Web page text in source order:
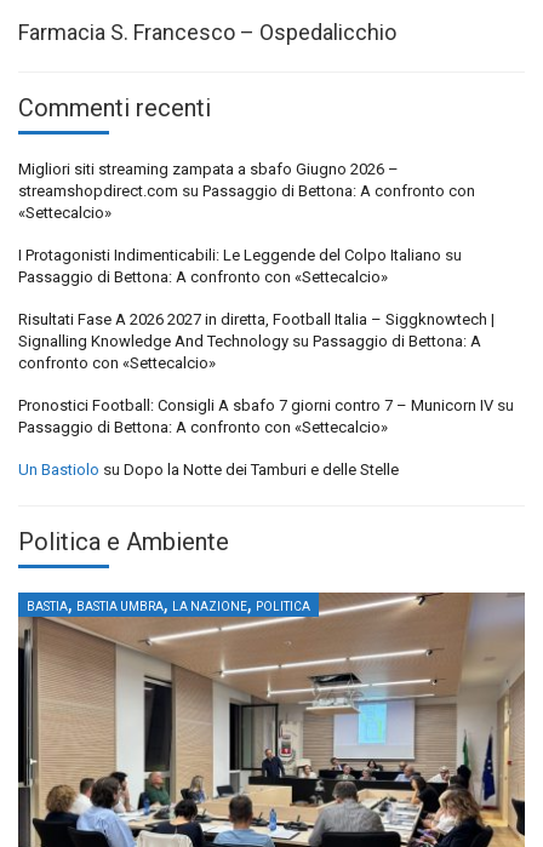
Farmacia S. Francesco – Ospedalicchio
Commenti recenti
Migliori siti streaming zampata a sbafo Giugno 2026 –
streamshopdirect.com su Passaggio di Bettona: A confronto con
«Settecalcio»
I Protagonisti Indimenticabili: Le Leggende del Colpo Italiano su
Passaggio di Bettona: A confronto con «Settecalcio»
Risultati Fase A 2026 2027 in diretta, Football Italia – Siggknowtech |
Signalling Knowledge And Technology su Passaggio di Bettona: A
confronto con «Settecalcio»
Pronostici Football: Consigli A sbafo 7 giorni contro 7 – Municorn IV su
Passaggio di Bettona: A confronto con «Settecalcio»
Un Bastiolo su Dopo la Notte dei Tamburi e delle Stelle
Politica e Ambiente
BASTIA, BASTIA UMBRA, LA NAZIONE, POLITICA